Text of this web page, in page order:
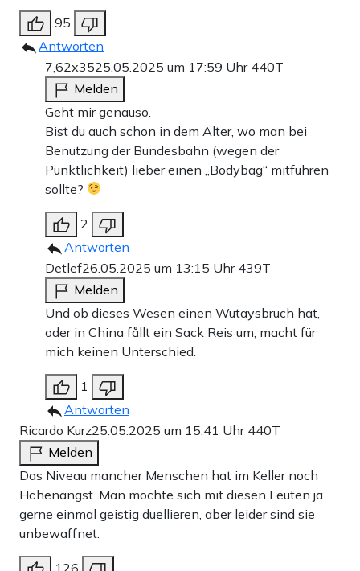
95
Antworten
7,62x3525.05.2025 um 17:59 Uhr 440T
Melden
Geht mir genauso.
Bist du auch schon in dem Alter, wo man bei
Benutzung der Bundesbahn (wegen der
Pünktlichkeit) lieber einen „Bodybag“ mitführen
sollte?
2
Antworten
Detlef26.05.2025 um 13:15 Uhr 439T
Melden
Und ob dieses Wesen einen Wutaysbruch hat,
oder in China fållt ein Sack Reis um, macht für
mich keinen Unterschied.
1
Antworten
Ricardo Kurz25.05.2025 um 15:41 Uhr 440T
Melden
Das Niveau mancher Menschen hat im Keller noch
Höhenangst. Man möchte sich mit diesen Leuten ja
gerne einmal geistig duellieren, aber leider sind sie
unbewaffnet.
126